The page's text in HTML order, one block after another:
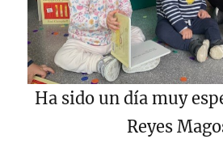
Ha sido un día muy
Reyes